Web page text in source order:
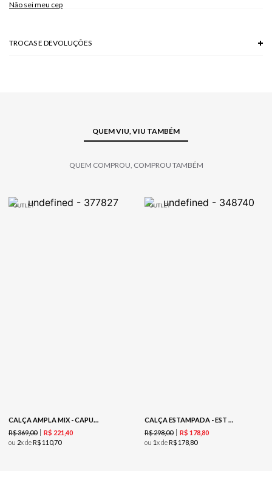
Não sei meu cep
TROCAS E DEVOLUÇÕES
QUEM VIU, VIU TAMBÉM
QUEM COMPROU, COMPROU TAMBÉM
CALÇA AMPLA MIX - CAPUCCINO
R$369,00 R$ 221 40
ou 2x deR$ 110,70
CALÇA ESTAMPADA - EST PONTILHADO PRETO
R$298,00 R$ 17880
ou 1x deR$ 178 80